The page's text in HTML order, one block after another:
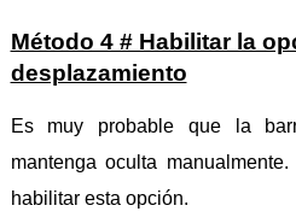
Método 4 # Habilitar la
desplazamiento
Es muy probable que la
mantenga oculta
habilitar esta opción.